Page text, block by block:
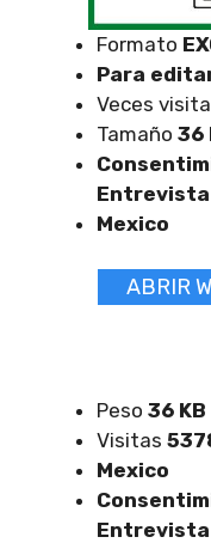
Formato
Para
Veces
Tamaño 36
Entrevista
Mexico
ABRIR
Peso 36 KB
Visitas
Mexico
Entrevista